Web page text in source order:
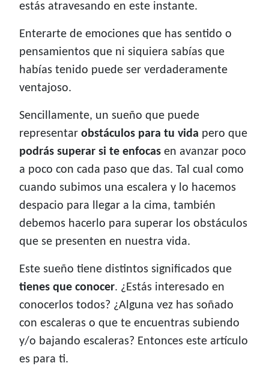
estás atravesando en este instante.
Enterarte de emociones que has sentido o
pensamientos que ni siquiera sabías que
habías tenido puede ser verdaderamente
ventajoso.
Sencillamente, un sueño que puede
representar obstáculos para tu vida pero que
podrás superar si te enfocas en avanzar poco
a poco con cada paso que das. Tal cual como
cuando subimos una escalera y lo hacemos
despacio para llegar a la cima, también
debemos hacerlo para superar los obstáculos
que se presenten en nuestra vida.
Este sueño tiene distintos significados que
tienes que conocer. ¿Estás interesado en
conocerlos todos? ¿Alguna vez has soñado
con escaleras o que te encuentras subiendo
y/o bajando escaleras? Entonces este artículo
es para ti.